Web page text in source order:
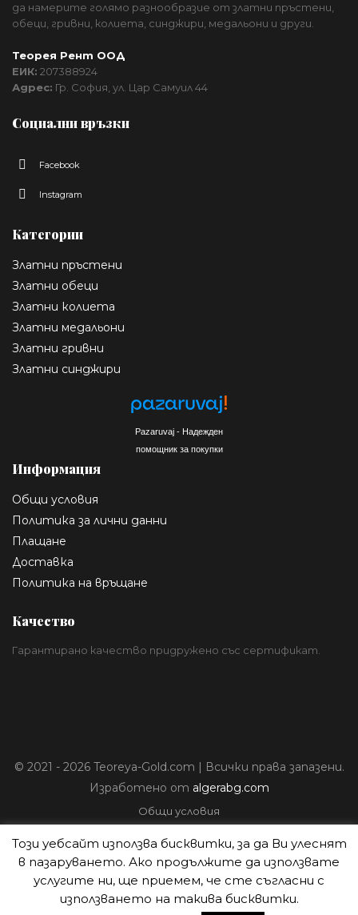
да намерите голямо разнообразие от златни пръстени,
обеци, гривни, колиета, синджири, медальони и други.
Теорея Рент ООД
ЕИК: 207388924
Адрес: Гр. София, ул. Цар Самуил 44
Социални връзки
Facebook
Instagram
Категории
Златни пръстени
Златни обеци
Златни колиета
Златни медальони
Златни гривни
Златни синджири
Pazaruvaj - Надежден
помощник за покупки
Информация
Общи условия
Политика за лични данни
Плащане
Доставка
Политика на връщане
Качество
Гарантирано качество придружено със сертификат.
© 2021 - 2026 Teoreya-Gold.com | Всички права запазени.
Изработено от algerabg.com
Общи условия
Политика за лични данни
Плащане
Доставка
Политика на връщане
Този уебсайт използва бисквитки, за да Ви улеснят
в пазаруването. Ако продължите да използвате
услугите ни, ще приемем, че сте съгласни с
използването на такива бисквитки.